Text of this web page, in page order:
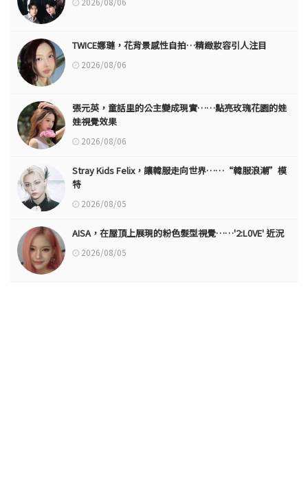
TWICE娜璉，花背景感性自拍…精緻妝容引人注目
2026/08/06
張元英，童話里的公主變成現實……點亮玫瑰花園的娃
娃視覺效果
2026/08/06
Stray Kids Felix，讓韓服走向世界……“韓服浪潮”模
特
2026/08/05
AISA，在屋頂上展現的粉色髮型視覺……'2:L0VE' 近況
2026/08/05